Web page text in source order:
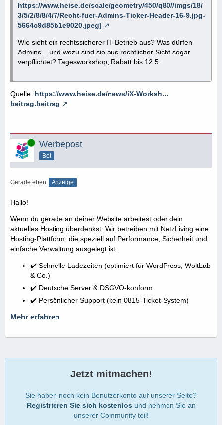
https://www.heise.de/scale/geometry/450/q80//imgs/18/
3/5/2/8/8/4/7/Recht-fuer-Admins-Ticker-Header-16-9.jpg-
5664c9d85b1e9020.jpeg]
Wie sieht ein rechtssicherer IT-Betrieb aus? Was dürfen
Admins – und wozu sind sie aus rechtlicher Sicht sogar
verpflichtet? Tagesworkshop, Rabatt bis 12.5.
Quelle: https://www.heise.de/news/iX-Worksh…
beitrag.beitrag
Online Werbepost
Bot
Gerade eben Anzeige
Hallo!
Wenn du gerade an deiner Website arbeitest oder dein
aktuelles Hosting überdenkst: Wir betreiben mit NetzLiving eine
Hosting-Plattform, die speziell auf Performance, Sicherheit und
einfache Verwaltung ausgelegt ist.
✔️ Schnelle Ladezeiten (optimiert für WordPress, WoltLab
& Co.)
✔️ Deutsche Server & DSGVO-konform
✔️ Persönlicher Support (kein 0815-Ticket-System)
Mehr erfahren
Jetzt mitmachen!
Sie haben noch kein Benutzerkonto auf unserer Seite?
Registrieren Sie sich kostenlos und nehmen Sie an
unserer Community teil!